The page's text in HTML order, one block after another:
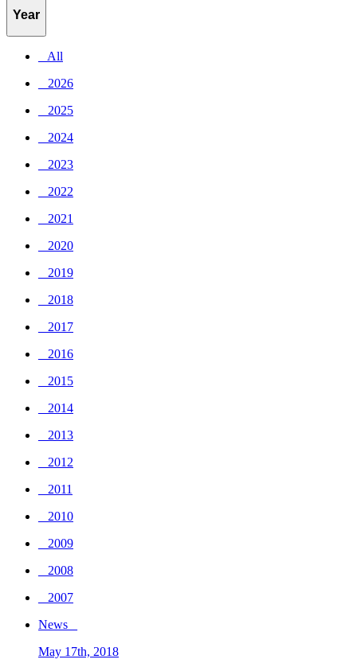
Year
_ All
_ 2026
_ 2025
_ 2024
_ 2023
_ 2022
_ 2021
_ 2020
_ 2019
_ 2018
_ 2017
_ 2016
_ 2015
_ 2014
_ 2013
_ 2012
_ 2011
_ 2010
_ 2009
_ 2008
_ 2007
News _
May 17th, 2018